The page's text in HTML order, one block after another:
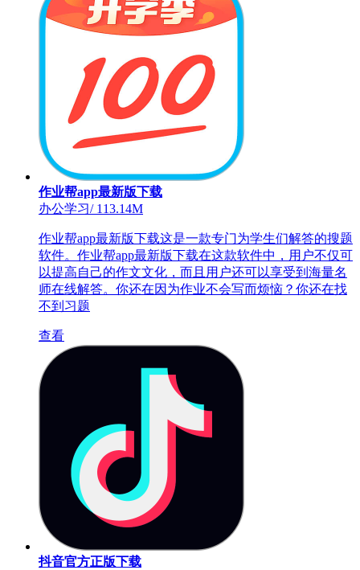
作业帮app最新版下载
办公学习/113.14M
作业帮app最新版下载这是一款专门为学生们解答的搜题
软件。作业帮app最新版下载在这款软件中，用户不仅可
以提高自己的作文文化，而且用户还可以享受到海量名
师在线解答。你还在因为作业不会写而烦恼？你还在找
不到习题
查看
抖音官方正版下载